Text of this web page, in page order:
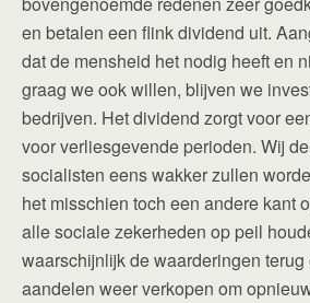
en betalen een flink dividend uit.
dat de mensheid het nodig heeft en
graag we ook willen, blijven we
bedrijven. Het dividend zorgt voor
voor verliesgevende perioden. Wij
socialisten eens wakker zullen
het misschien toch een andere kant
alle sociale zekerheden op peil
waarschijnlijk de waarderingen
aandelen weer verkopen om